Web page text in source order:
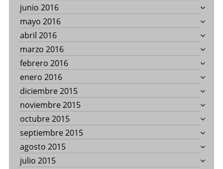
junio 2016
mayo 2016
abril 2016
marzo 2016
febrero 2016
enero 2016
diciembre 2015
noviembre 2015
octubre 2015
septiembre 2015
agosto 2015
julio 2015